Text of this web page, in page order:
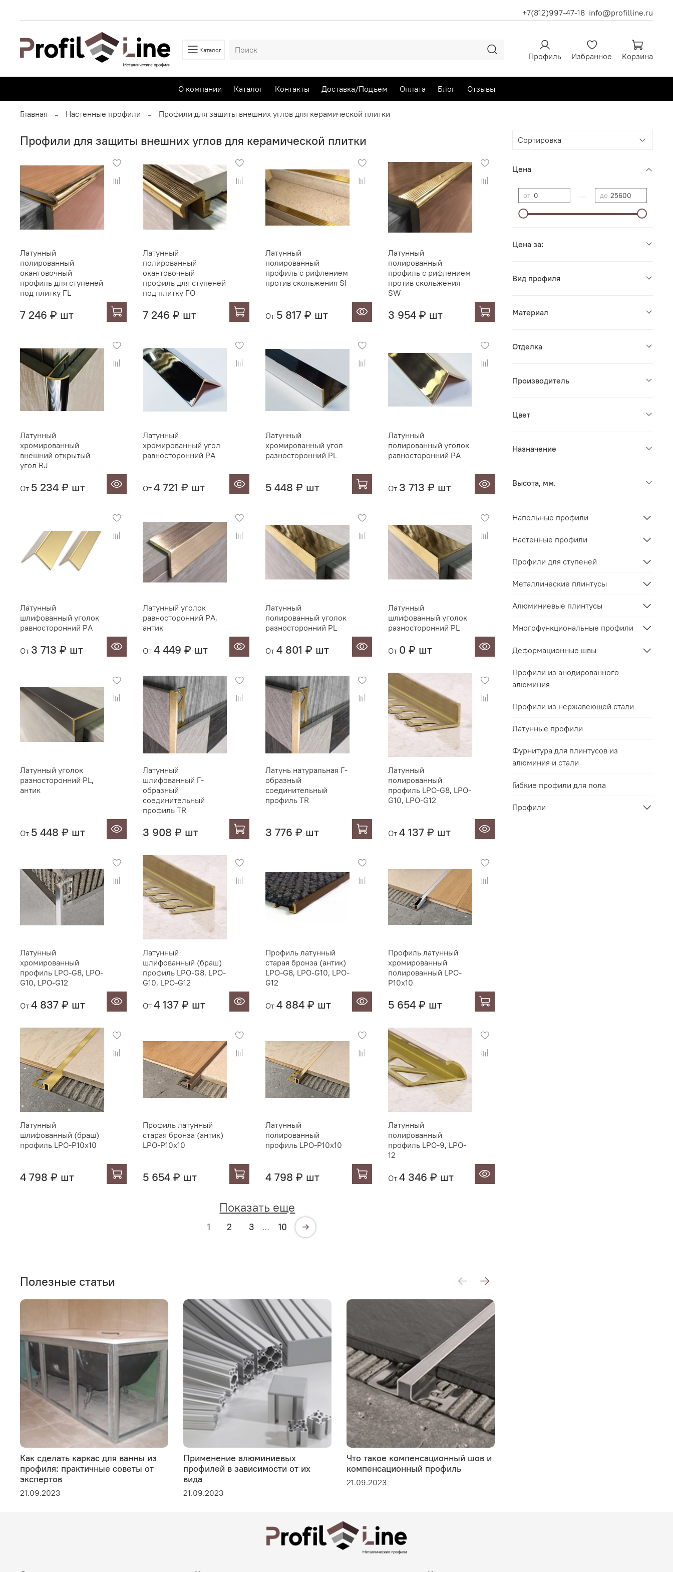
+7(812)997-47-18 info@profilline.ru
Каталог
Профиль Избранное Корзина
О компании Каталог Контакты Доставка/Подъем Оплата Блог Отзывы
Главная Настенные профили Профили для защиты внешних углов для керамической плитки
Профили для защиты внешних углов для керамической плитки
Латунный
полированный
окантовочный
профиль для ступеней
под плитку FL
7 246 ₽ шт
Латунный
полированный
окантовочный
профиль для ступеней
под плитку FO
7 246 ₽ шт
Латунный
полированный
профиль с рифлением
против скольжения SI
От 5 817 ₽ шт
Латунный
полированный
профиль с рифлением
против скольжения
SW
3 954 ₽ шт
Латунный
хромированный
внешний открытый
угол RJ
От 5 234 ₽ шт
Латунный
хромированный угол
равносторонний PА
От 4 721 ₽ шт
Латунный
хромированный угол
разносторонний PL
5 448 ₽ шт
Латунный
полированный уголок
равносторонний PА
От 3 713 ₽ шт
Латунный
шлифованный уголок
равносторонний PА
От 3 713 ₽ шт
Латунный уголок
равносторонний PА,
антик
От 4 449 ₽ шт
Латунный
полированный уголок
разносторонний PL
От 4 801 ₽ шт
Латунный
шлифованный уголок
разносторонний PL
От 0 ₽ шт
Латунный уголок
разносторонний PL,
антик
От 5 448 ₽ шт
Латунный
шлифованный Г-
образный
соединительный
профиль TR
3 908 ₽ шт
Латунь натуральная Г-
образный
соединительный
профиль TR
3 776 ₽ шт
Латунный
полированный
профиль LPO-G8, LPO-
G10, LPO-G12
От 4 137 ₽ шт
Латунный
хромированный
профиль LPO-G8, LPO-
G10, LPO-G12
От 4 837 ₽ шт
Латунный
шлифованный (браш)
профиль LPO-G8, LPO-
G10, LPO-G12
От 4 137 ₽ шт
Профиль латунный
старая бронза (антик)
LPO-G8, LPO-G10, LPO-
G12
От 4 884 ₽ шт
Профиль латунный
хромированный
полированный LPO-
P10x10
5 654 ₽ шт
Латунный
шлифованный (браш)
профиль LPO-P10x10
4 798 ₽ шт
Профиль латунный
старая бронза (антик)
LPO-P10x10
5 654 ₽ шт
Латунный
полированный
профиль LPO-P10x10
4 798 ₽ шт
Латунный
полированный
профиль LPO-9, LPO-
12
От 4 346 ₽ шт
Показать еще
1 2 3 … 10
Полезные статьи
Как сделать каркас для ванны из
профиля: практичные советы от
экспертов
21.09.2023
Применение алюминиевых
профилей в зависимости от их
вида
21.09.2023
Что такое компенсационный шов и
компенсационный профиль
21.09.2023
Цена
от до
Цена за:
Вид профиля
Материал
Отделка
Производитель
Цвет
Назначение
Высота, мм.
Напольные профили
Настенные профили
Профили для ступеней
Металлические плинтусы
Алюминиевые плинтусы
Многофункциональные профили
Деформационные швы
Профили из анодированного
алюминия
Профили из нержавеющей стали
Латунные профили
Фурнитура для плинтусов из
алюминия и стали
Гибкие профили для пола
Профили